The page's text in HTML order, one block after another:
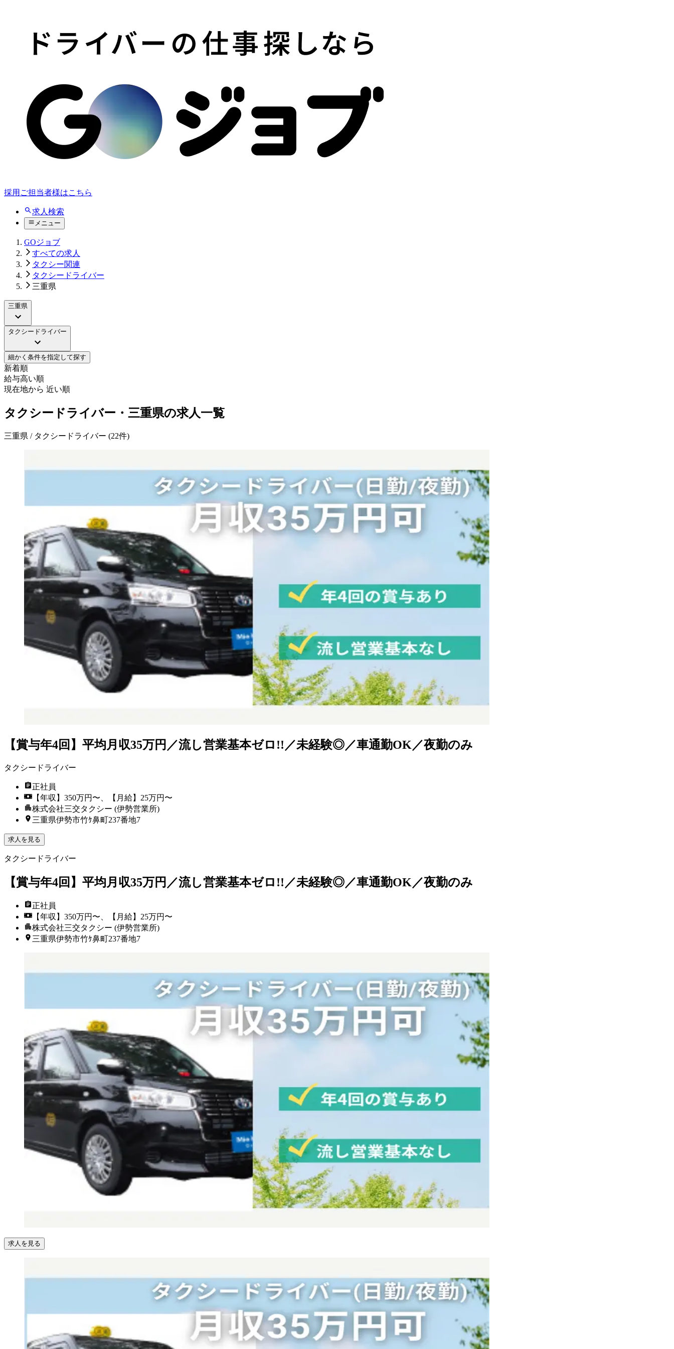
採用ご担当者様はこちら
求人検索
メニュー
GOジョブ
すべての求人
タクシー関連
タクシードライバー
三重県
三重県
タクシードライバー
細かく条件を指定して探す
新着順
給与高い順
現在地から 近い順
タクシードライバー・三重県の求人一覧
三重県 / タクシードライバー (22件)
【賞与年4回】平均月収35万円／流し営業基本ゼロ!!／未経験◎／車通勤OK／夜勤のみ
タクシードライバー
正社員
【年収】350万円〜、【月給】25万円〜
株式会社三交タクシー (伊勢営業所)
三重県伊勢市竹ｹ鼻町237番地7
求人を見る
タクシードライバー
【賞与年4回】平均月収35万円／流し営業基本ゼロ!!／未経験◎／車通勤OK／夜勤のみ
正社員
【年収】350万円〜、【月給】25万円〜
株式会社三交タクシー (伊勢営業所)
三重県伊勢市竹ｹ鼻町237番地7
求人を見る